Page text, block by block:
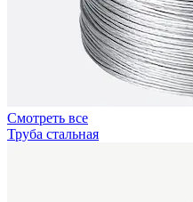
Смотреть все
Труба стальная